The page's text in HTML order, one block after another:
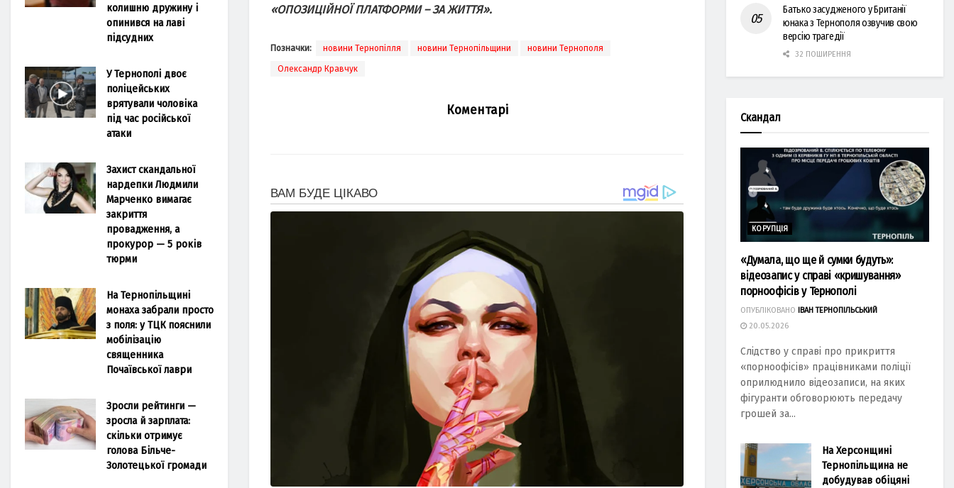
«ОПОЗИЦІЙНОЇ ПЛАТФОРМИ – ЗА ЖИТТЯ».
Позначки: новини Тернопілля новини Тернопільщини новини Тернополя
Олександр Кравчук
Коментарі
колишню дружину і
опинився на лаві
підсудних
У Тернополі двоє
поліцейських
врятували чоловіка
під час російської
атаки
Захист скандальної
нардепки Людмили
Марченко вимагає
закриття
провадження, а
прокурор — 5 років
тюрми
На Тернопільщині
монаха забрали просто
з поля: у ТЦК пояснили
мобілізацію
священника
Почаївської лаври
Зросли рейтинги —
зросла й зарплата:
скільки отримує
голова Більче-
Золотецької громади
Батько засудженого у Британії
юнака з Тернополя озвучив свою
версію трагедії
32 ПОШИРЕННЯ
Скандал
КОРУПЦІЯ
«Думала, що ще й сумки будуть»:
відеозапис у справі «кришування»
порноофісів у Тернополі
ОПУБЛІКОВАНО
ІВАН ТЕРНОПІЛЬСЬКИЙ
20.05.2026
Слідство у справі про прикриття
«порноофісів» працівниками поліції
оприлюднило відеозаписи, на яких
фігуранти обговорюють передачу
грошей за...
На Херсонщині
Тернопільщина не
добудував обіцяні